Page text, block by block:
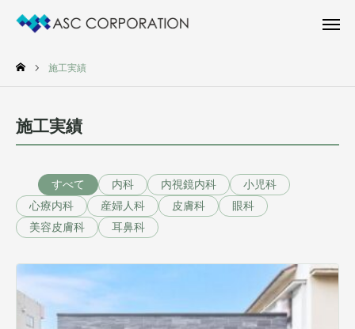
施工実績
施工実績
すべて 内科 内視鏡内科
小児科
心療内科
産婦人科 皮膚科
眼科
美容皮膚科
耳鼻科
お問い合わせ
新着物件情報
施工実績
会社案内
お問い合わせ